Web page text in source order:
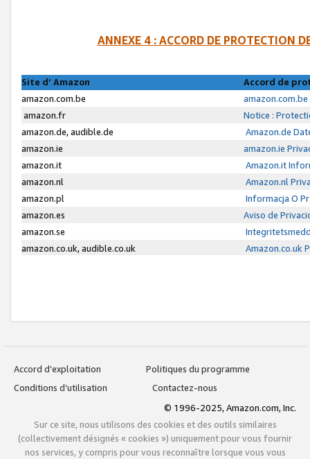
ANNEXE 4 : ACCORD DE PROTECTION
Site d’ Amazon
Accord de
amazon.com.be
amazon.fr
Notice :
amazon.de, audible.de
Amazon.de
amazon.ie
amazon.ie
amazon.it
Amazon.it
amazon.nl
Amazon.nl
amazon.pl
Informacja O
amazon.es
Aviso de
amazon.se
amazon.co.uk, audible.co.uk
Amazon.co.uk
Accord d’exploitation
Politiques du programme
Conditions d’utilisation
Contactez-nous
© 1996-2025, Amazon.com, Inc.
Sur ce site, nous utilisons des cookies et des outils similaires
(collectivement désignés « cookies ») uniquement pour vous fournir
nos services, y compris pour vous reconnaître lorsque vous vous